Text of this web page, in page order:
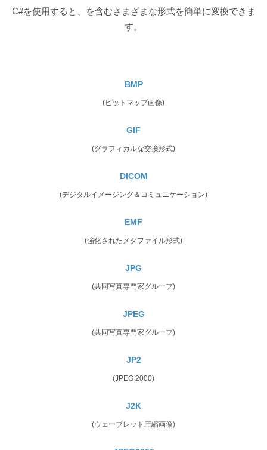
C#を使用すると、を含むさまざまな形式を簡単に変換できま
す。
BMP
(ビットマップ画像)
GIF
(グラフィカルな交換形式)
DICOM
(デジタルイメージング＆コミュニケーション)
EMF
(強化されたメタファイル形式)
JPG
(共同写真専門家グループ)
JPEG
(共同写真専門家グループ)
JP2
(JPEG 2000)
J2K
(ウェーブレット圧縮画像)